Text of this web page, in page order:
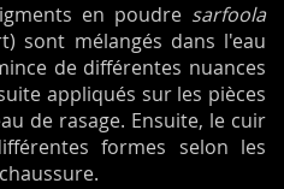
en poudre sarfoola
sont mélangés dans l'eau
de différentes nuances
appliqués sur les pièces
de rasage. Ensuite, le cuir
formes selon les